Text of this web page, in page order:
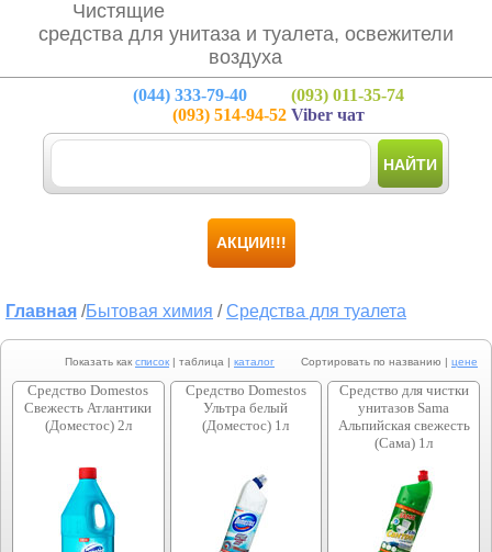
Чистящие
средства для унитаза и туалета, освежители
воздуха
(044) 333-79-40 (093) 011-35-74
(093) 514-94-52Viber чат
НАЙТИ
АКЦИИ!!!
Главная /Бытовая химия /Средства для туалета
Показать как список | таблица | каталог Сортировать по названию | цене
Средство Domestos
Свежесть Атлантики
(Доместос) 2л
Средство Domestos
Ультра белый
(Доместос) 1л
Средство для чистки
унитазов Sama
Альпийская свежесть
(Сама) 1л